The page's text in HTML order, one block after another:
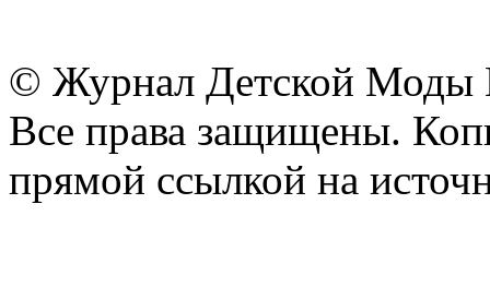
© Журнал Детской Моды
Все права защищены.
прямой ссылкой на